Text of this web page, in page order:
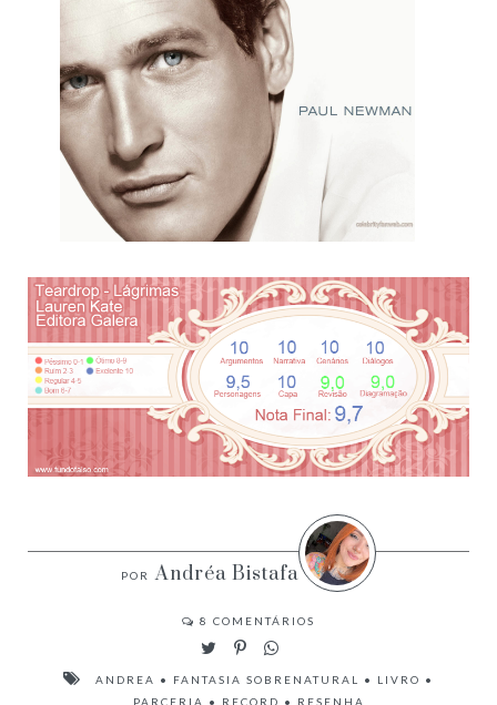
Andréa Bistafa
8 COMENTÁRIOS
ANDREA • FANTASIA SOBRENATURAL • LIVRO •
PARCERIA • RECORD • RESENHA